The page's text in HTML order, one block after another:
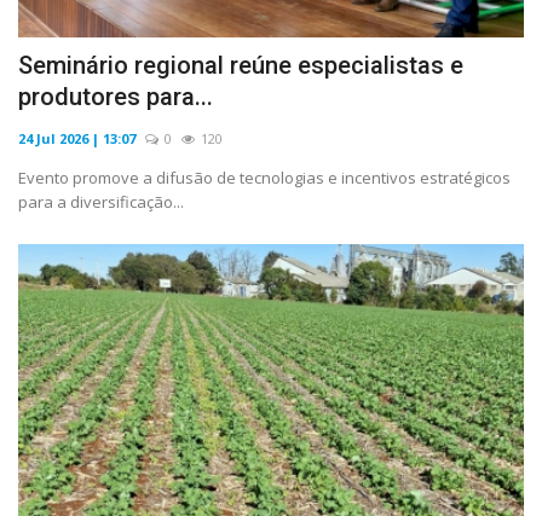
JORNAL DIGITAL
Seminário regional reúne especialistas e
produtores para...
24 Jul 2026 | 13:07 0 120
Evento promove a difusão de tecnologias e incentivos estratégicos
para a diversificação...